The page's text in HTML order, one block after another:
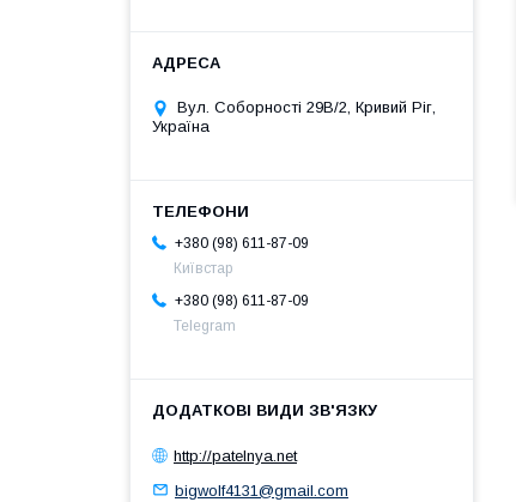
Вул. Соборності 29В/2, Кривий Ріг,
Україна
+380 (98) 611-87-09
Київстар
+380 (98) 611-87-09
Telegram
http://patelnya.net
bigwolf4131@gmail.com